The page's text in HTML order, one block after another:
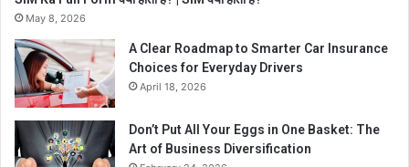
May 8, 2026
A Clear Roadmap to Smarter Car Insurance
Choices for Everyday Drivers
April 18, 2026
Don’t Put All Your Eggs in One Basket: The
Art of Business Diversification